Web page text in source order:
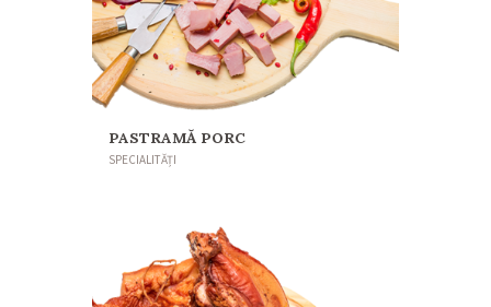
PASTRAMĂ PORC
SPECIALITĂȚI